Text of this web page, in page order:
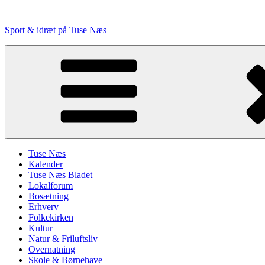
indhold
Sport & idræt på Tuse Næs
Tuse Næs
Kalender
Tuse Næs Bladet
Lokalforum
Bosætning
Erhverv
Folkekirken
Kultur
Natur & Friluftsliv
Overnatning
Skole & Børnehave